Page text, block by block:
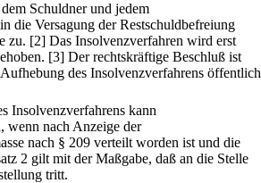
Schuldner und jedem
die Versagung der Restschuldbefreiung
zu. [2] Das Insolvenzverfahren wird erst
[3] Der rechtskräftige Beschluß ist
des Insolvenzverfahrens öffentlich
Insolvenzverfahrens kann
wenn nach Anzeige der
nach § 209 verteilt worden ist und die
2 gilt mit der Maßgabe, daß an die Stelle
tritt.